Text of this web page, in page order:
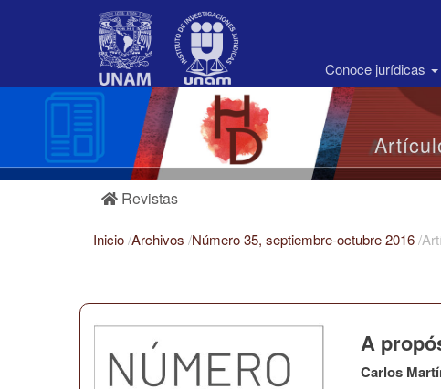
Barra
Conoce jurídicas
Revistas
Inicio/Archivos /Número 35, septiembre-octubre 2016/
A
Carlos